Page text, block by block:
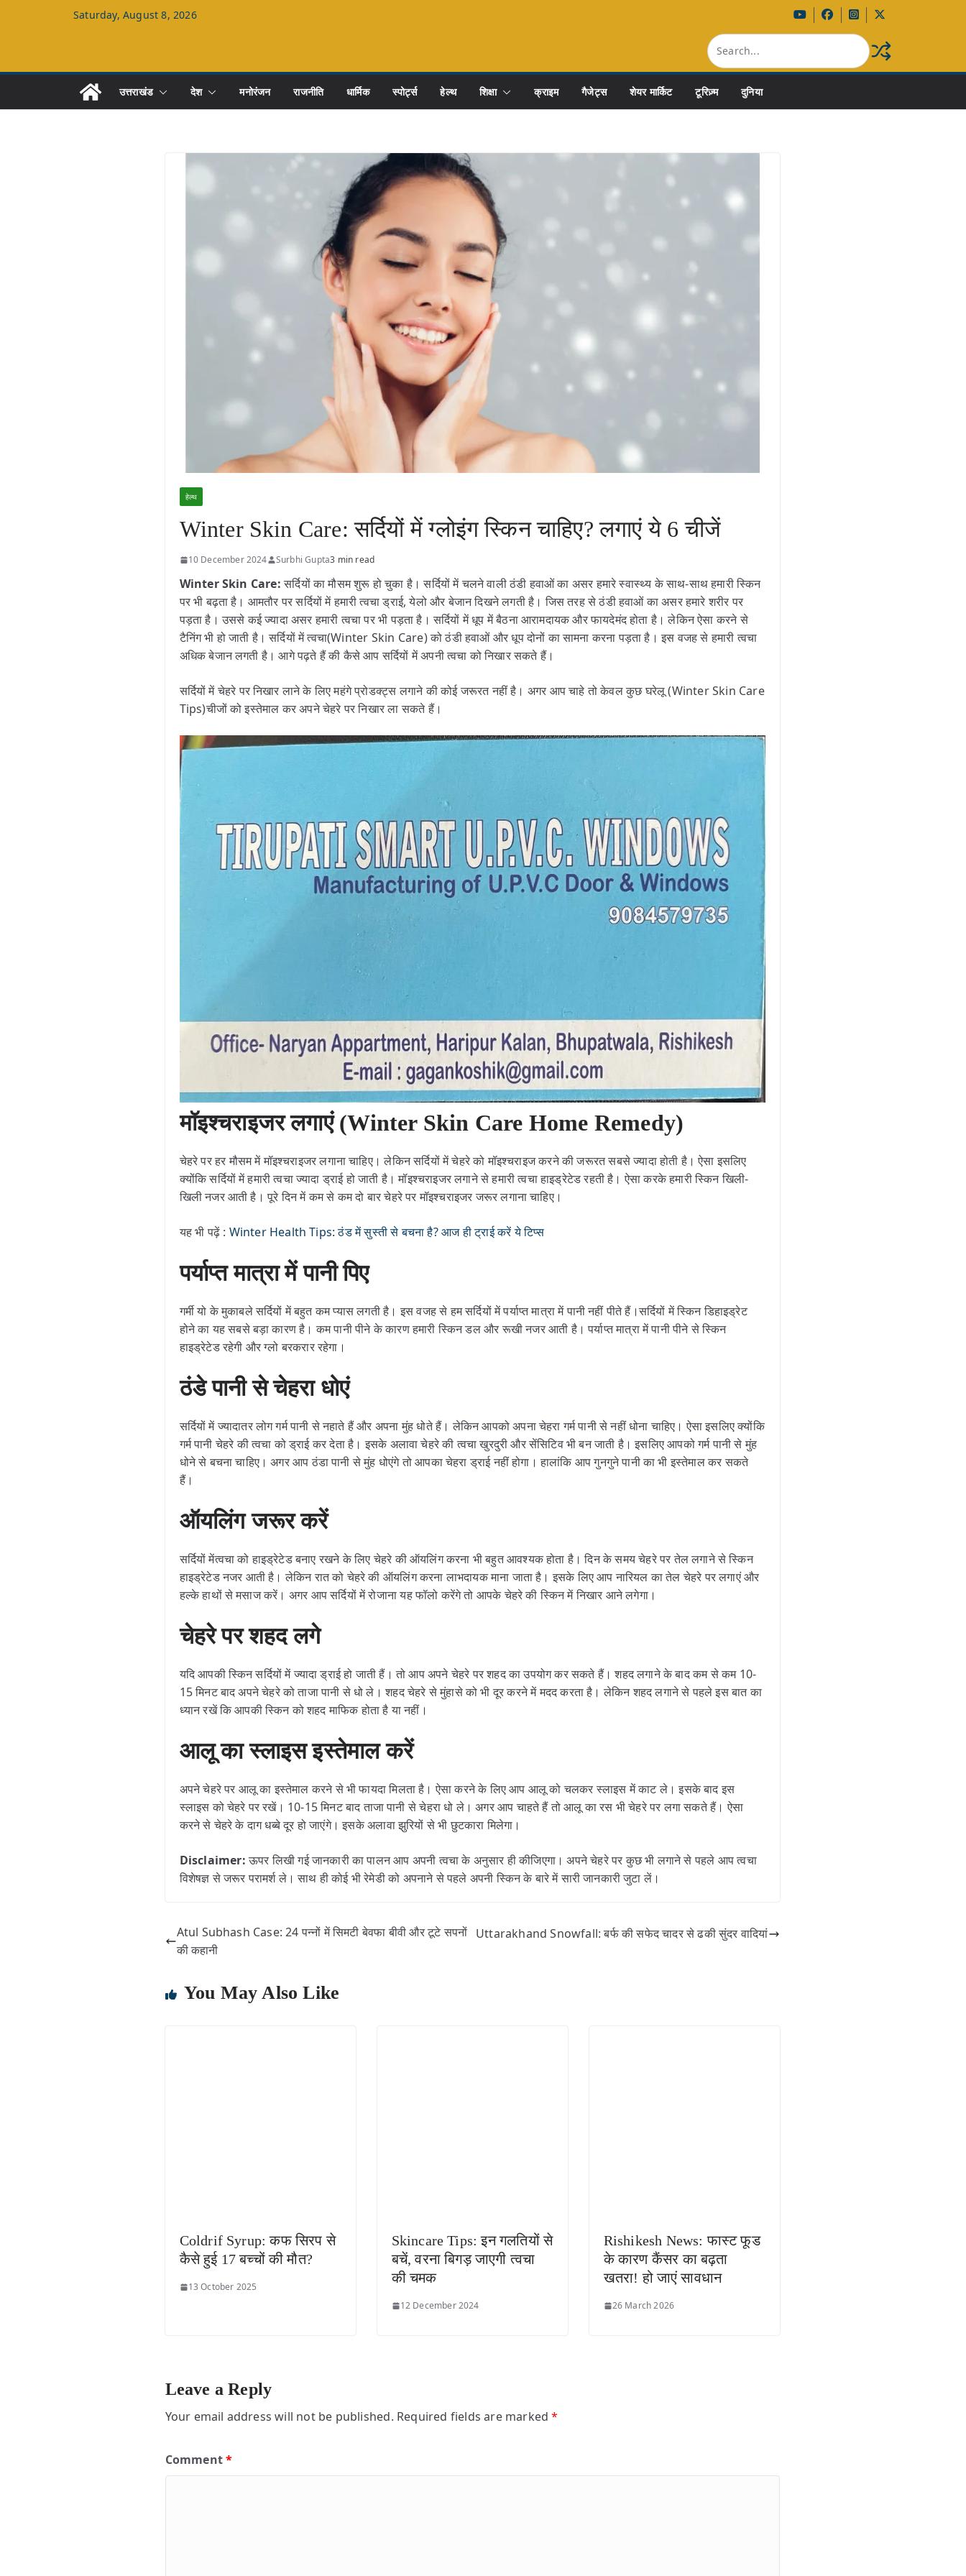
Saturday, August 8, 2026
उत्तराखंड देश मनोरंजन राजनीति धार्मिक स्पोर्ट्स हेल्थ शिक्षा क्राइम गैजेट्स शेयर मार्किट टूरिज़्म दुनिया
हेल्थ
Winter Skin Care: सर्दियों में ग्लोइंग स्किन चाहिए? लगाएं ये 6 चीजें
10 December 2024 Surbhi Gupta3 min read
Winter Skin Care:सर्दियों का मौसम शुरू हो चुका है। सर्दियों में चलने वाली ठंडी हवाओं का असर हमारे स्वास्थ्य के साथ-साथ हमारी स्किन
पर भी बढ़ता है। आमतौर पर सर्दियों में हमारी त्वचा ड्राई, येलो और बेजान दिखने लगती है। जिस तरह से ठंडी हवाओं का असर हमारे शरीर पर
पड़ता है। उससे कई ज्यादा असर हमारी त्वचा पर भी पड़ता है। सर्दियों में धूप में बैठना आरामदायक और फायदेमंद होता है। लेकिन ऐसा करने से
टैनिंग भी हो जाती है। सर्दियों में त्वचा(Winter Skin Care) को ठंडी हवाओं और धूप दोनों का सामना करना पड़ता है। इस वजह से हमारी त्वचा
अधिक बेजान लगती है। आगे पढ़ते हैं की कैसे आप सर्दियों में अपनी त्वचा को निखार सकते हैं।
सर्दियों में चेहरे पर निखार लाने के लिए महंगे प्रोडक्ट्स लगाने की कोई जरूरत नहीं है। अगर आप चाहे तो केवल कुछ घरेलू (Winter Skin Care
Tips)चीजों को इस्तेमाल कर अपने चेहरे पर निखार ला सकते हैं।
मॉइश्चराइजर लगाएं(Winter Skin Care Home Remedy)
चेहरे पर हर मौसम में मॉइश्चराइजर लगाना चाहिए। लेकिन सर्दियों में चेहरे को मॉइश्चराइज करने की जरूरत सबसे ज्यादा होती है। ऐसा इसलिए
क्योंकि सर्दियों में हमारी त्वचा ज्यादा ड्राई हो जाती है। मॉइश्चराइजर लगाने से हमारी त्वचा हाइड्रेटेड रहती है। ऐसा करके हमारी स्किन खिली-
खिली नजर आती है। पूरे दिन में कम से कम दो बार चेहरे पर मॉइश्चराइजर जरूर लगाना चाहिए।
यह भी पढ़ें : Winter Health Tips: ठंड में सुस्ती से बचना है? आज ही ट्राई करें ये टिप्स
पर्याप्त मात्रा में पानी पिए
गर्मी यो के मुकाबले सर्दियों में बहुत कम प्यास लगती है। इस वजह से हम सर्दियों में पर्याप्त मात्रा में पानी नहीं पीते हैं।सर्दियों में स्किन डिहाइड्रेट
होने का यह सबसे बड़ा कारण है। कम पानी पीने के कारण हमारी स्किन डल और रूखी नजर आती है। पर्याप्त मात्रा में पानी पीने से स्किन
हाइड्रेटेड रहेगी और ग्लो बरकरार रहेगा।
ठंडे पानी से चेहरा धोएं
सर्दियों में ज्यादातर लोग गर्म पानी से नहाते हैं और अपना मुंह धोते हैं। लेकिन आपको अपना चेहरा गर्म पानी से नहीं धोना चाहिए। ऐसा इसलिए क्योंकि
गर्म पानी चेहरे की त्वचा को ड्राई कर देता है। इसके अलावा चेहरे की त्वचा खुरदुरी और सेंसिटिव भी बन जाती है। इसलिए आपको गर्म पानी से मुंह
धोने से बचना चाहिए। अगर आप ठंडा पानी से मुंह धोएंगे तो आपका चेहरा ड्राई नहीं होगा। हालांकि आप गुनगुने पानी का भी इस्तेमाल कर सकते
हैं।
ऑयलिंग जरूर करें
सर्दियों मेंत्वचा को हाइड्रेटेड बनाए रखने के लिए चेहरे की ऑयलिंग करना भी बहुत आवश्यक होता है। दिन के समय चेहरे पर तेल लगाने से स्किन
हाइड्रेटेड नजर आती है। लेकिन रात को चेहरे की ऑयलिंग करना लाभदायक माना जाता है। इसके लिए आप नारियल का तेल चेहरे पर लगाएं और
हल्के हाथों से मसाज करें। अगर आप सर्दियों में रोजाना यह फॉलो करेंगे तो आपके चेहरे की स्किन में निखार आने लगेगा।
चेहरे पर शहद लगे
यदि आपकी स्किन सर्दियों में ज्यादा ड्राई हो जाती हैं। तो आप अपने चेहरे पर शहद का उपयोग कर सकते हैं। शहद लगाने के बाद कम से कम 10-
15 मिनट बाद अपने चेहरे को ताजा पानी से धो ले। शहद चेहरे से मुंहासे को भी दूर करने में मदद करता है। लेकिन शहद लगाने से पहले इस बात का
ध्यान रखें कि आपकी स्किन को शहद माफिक होता है या नहीं।
आलू का स्लाइस इस्तेमाल करें
अपने चेहरे पर आलू का इस्तेमाल करने से भी फायदा मिलता है। ऐसा करने के लिए आप आलू को चलकर स्लाइस में काट ले। इसके बाद इस
स्लाइस को चेहरे पर रखें। 10-15 मिनट बाद ताजा पानी से चेहरा धो ले। अगर आप चाहते हैं तो आलू का रस भी चेहरे पर लगा सकते हैं। ऐसा
करने से चेहरे के दाग धब्बे दूर हो जाएंगे। इसके अलावा झुरियों से भी छुटकारा मिलेगा।
Disclaimer:ऊपर लिखी गई जानकारी का पालन आप अपनी त्वचा के अनुसार ही कीजिएगा। अपने चेहरे पर कुछ भी लगाने से पहले आप त्वचा
विशेषज्ञ से जरूर परामर्श ले। साथ ही कोई भी रेमेडी को अपनाने से पहले अपनी स्किन के बारे में सारी जानकारी जुटा लें।
Atul Subhash Case: 24 पन्नों में सिमटी बेवफा बीवी और टूटे सपनों
की कहानी
Uttarakhand Snowfall: बर्फ की सफेद चादर से ढकी सुंदर वादियां
You May Also Like
Coldrif Syrup: कफ सिरप से
कैसे हुई 17 बच्चों की मौत?
13 October 2025
Skincare Tips: इन गलतियों से
बचें, वरना बिगड़ जाएगी त्वचा
की चमक
12 December 2024
Rishikesh News: फास्ट फूड
के कारण कैंसर का बढ़ता
खतरा! हो जाएं सावधान
26 March 2026
Leave a Reply
Your email address will not be published. Required fields are marked*
Comment*